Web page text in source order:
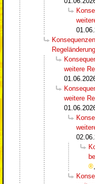
weitere
weitere
,